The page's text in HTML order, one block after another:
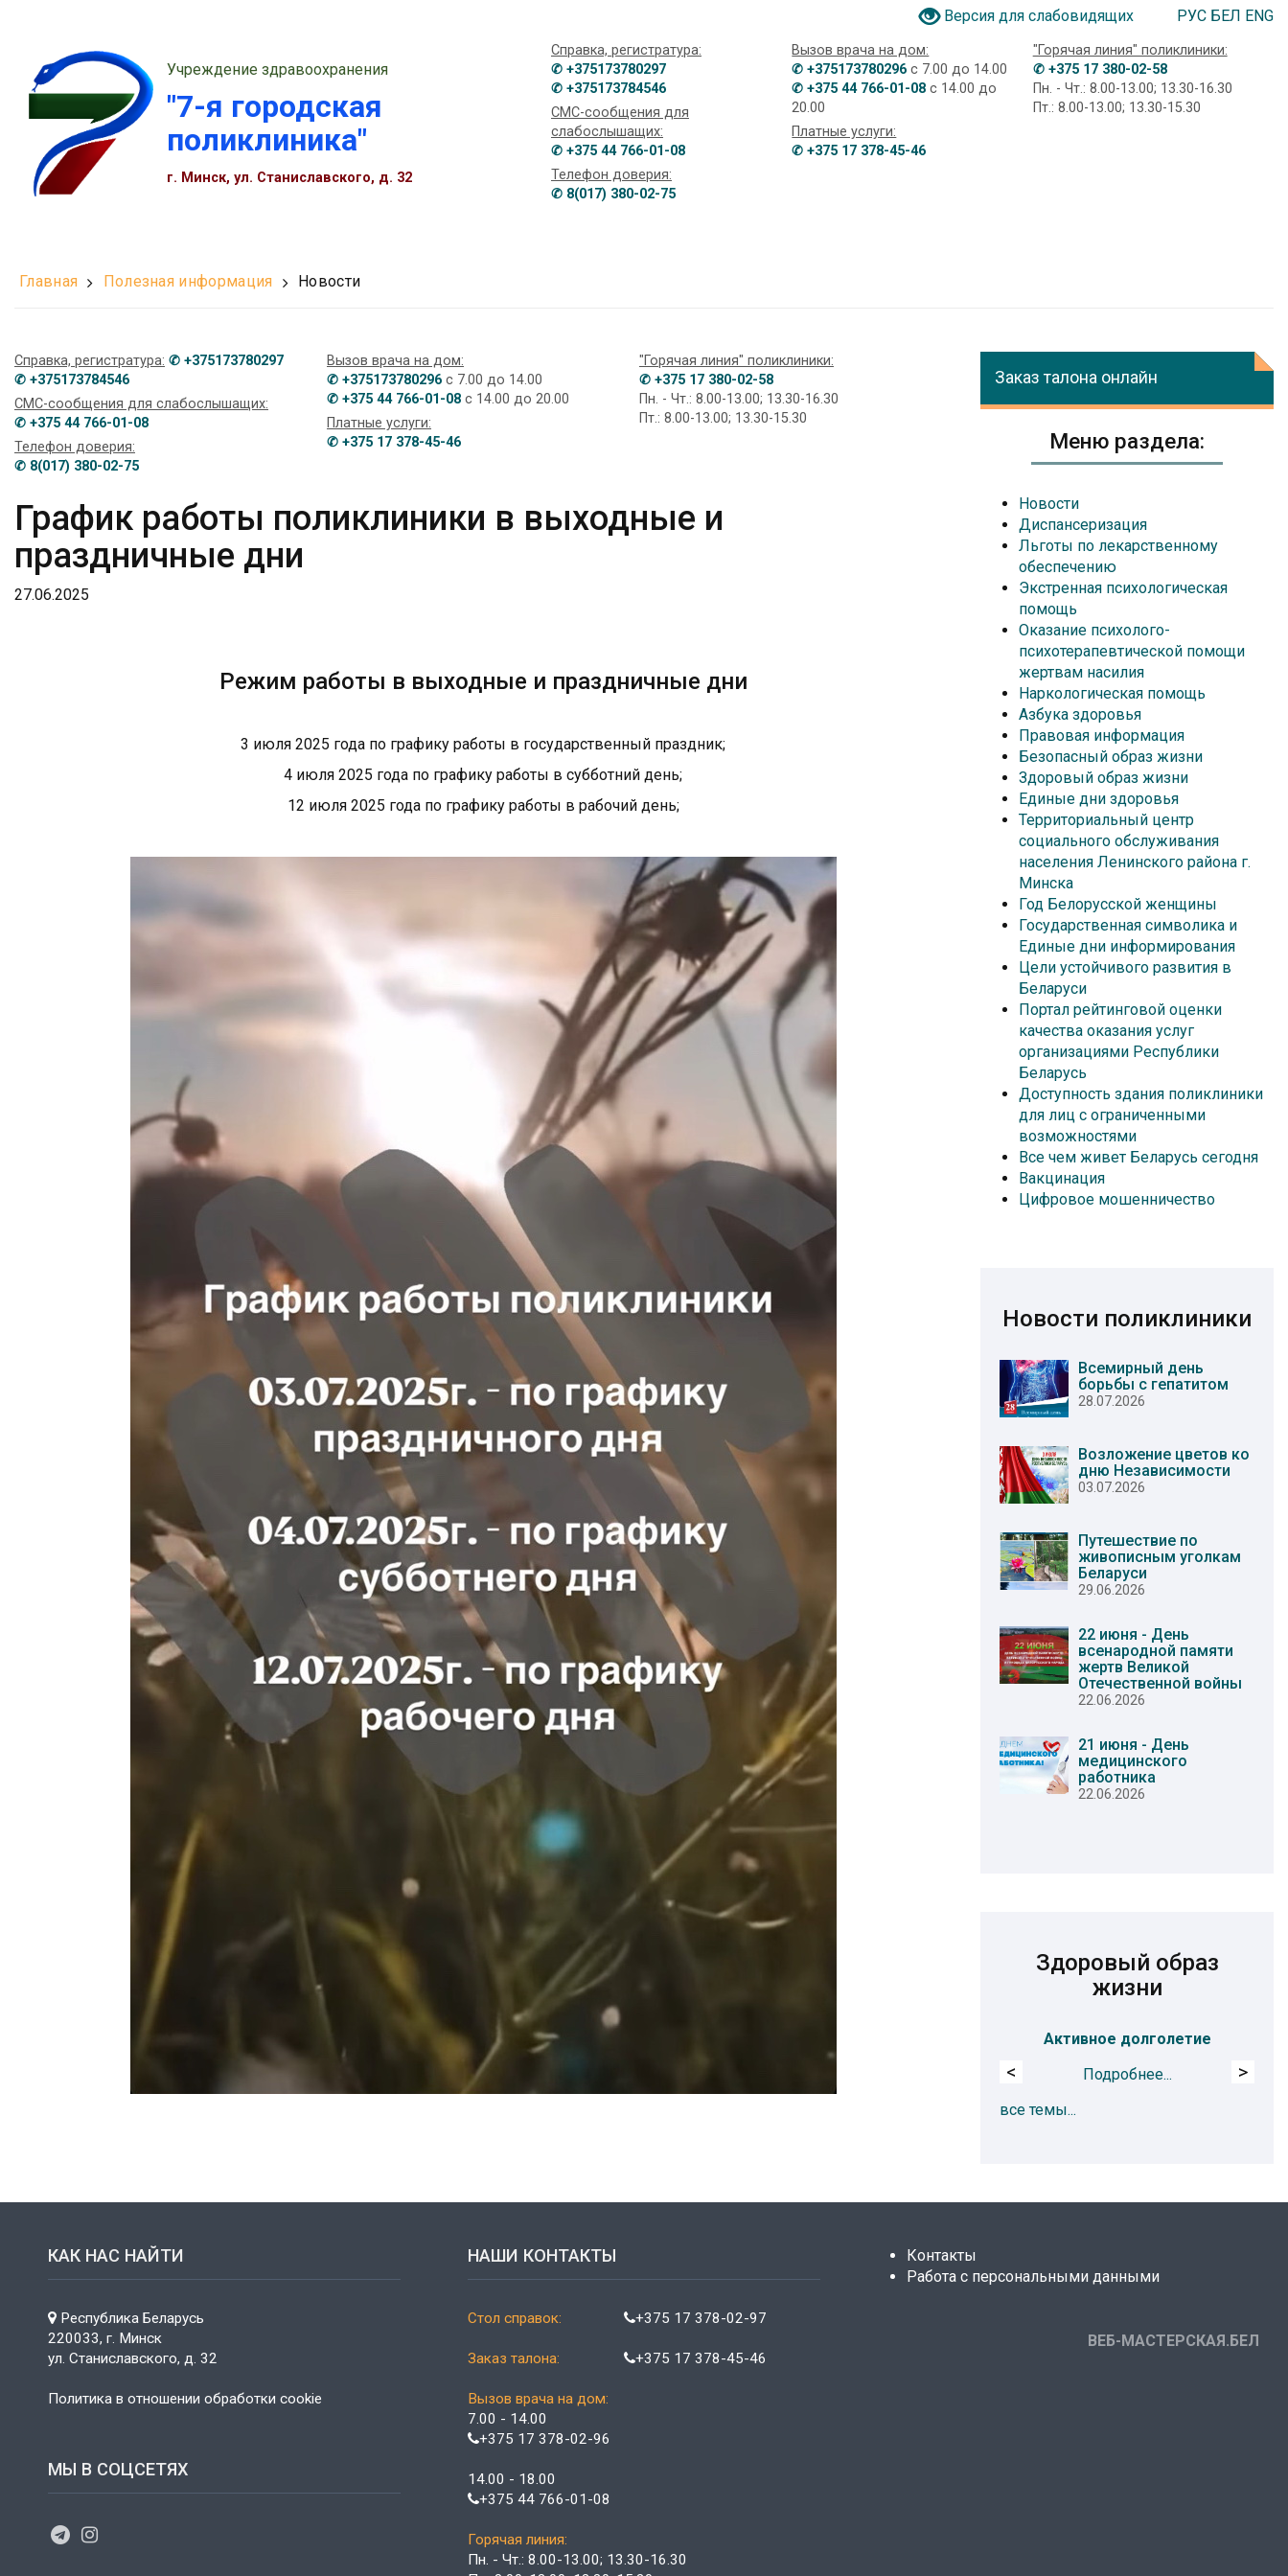
Версия для слабовидящих РУС БЕЛ ENG
Учреждение здравоохранения
"7-я городская
поликлиника"
г. Минск, ул. Станиславского, д. 32
Справка, регистратура:
✆ +375173780297
✆ +375173784546
СМС-сообщения для
слабослышащих:
✆ +375 44 766-01-08
Телефон доверия:
✆ 8(017) 380-02-75
Вызов врача на дом:
✆ +375173780296 с 7.00 до 14.00
✆ +375 44 766-01-08 с 14.00 до
20.00
Платные услуги:
✆ +375 17 378-45-46
"Горячая линия" поликлиники:
✆ +375 17 380-02-58
Пн. - Чт.: 8.00-13.00; 13.30-16.30
Пт.: 8.00-13.00; 13.30-15.30
Главная Полезная информация Новости
Справка, регистратура: ✆ +375173780297
✆ +375173784546
СМС-сообщения для слабослышащих:
✆ +375 44 766-01-08
Телефон доверия:
✆ 8(017) 380-02-75
Вызов врача на дом:
✆ +375173780296с 7.00 до 14.00
✆ +375 44 766-01-08с 14.00 до 20.00
Платные услуги:
✆ +375 17 378-45-46
"Горячая линия" поликлиники:
✆ +375 17 380-02-58
Пн. - Чт.: 8.00-13.00; 13.30-16.30
Пт.: 8.00-13.00; 13.30-15.30
График работы поликлиники в выходные и
праздничные дни
27.06.2025
Режим работы в выходные и праздничные дни
3 июля 2025 года по графику работы в государственный праздник;
4 июля 2025 года по графику работы в субботний день;
12 июля 2025 года по графику работы в рабочий день;
Заказ талона онлайн
Меню раздела:
Новости
Диспансеризация
Льготы по лекарственному
обеспечению
Экстренная психологическая
помощь
Оказание психолого-
психотерапевтической помощи
жертвам насилия
Наркологическая помощь
Азбука здоровья
Правовая информация
Безопасный образ жизни
Здоровый образ жизни
Единые дни здоровья
Территориальный центр
социального обслуживания
населения Ленинского района г.
Минска
Год Белорусской женщины
Государственная символика и
Единые дни информирования
Цели устойчивого развития в
Беларуси
Портал рейтинговой оценки
качества оказания услуг
организациями Республики
Беларусь
Доступность здания поликлиники
для лиц с ограниченными
возможностями
Все чем живет Беларусь сегодня
Вакцинация
Цифровое мошенничество
Новости поликлиники
Всемирный день
борьбы с гепатитом
28.07.2026
Возложение цветов ко
дню Независимости
03.07.2026
Путешествие по
живописным уголкам
Беларуси
29.06.2026
22 июня - День
всенародной памяти
жертв Великой
Отечественной войны
22.06.2026
21 июня - День
медицинского
работника
22.06.2026
Здоровый образ
жизни
Активное долголетие
Подробнее...
< >
все темы...
КАК НАС НАЙТИ
Республика Беларусь
220033, г. Минск
ул. Станиславского, д. 32
Политика в отношении обработки cookie
МЫ В СОЦСЕТЯХ
НАШИ КОНТАКТЫ
Стол справок: +375 17 378-02-97
Заказ талона: +375 17 378-45-46
Вызов врача на дом:
7.00 - 14.00
+375 17 378-02-96
14.00 - 18.00
+375 44 766-01-08
Горячая линия:
Пн. - Чт.: 8.00-13.00; 13.30-16.30
Контакты
Работа с персональными данными
ВЕБ-МАСТЕРСКАЯ.БЕЛ